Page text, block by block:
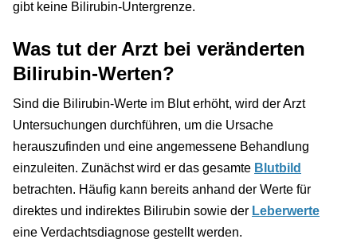
gibt keine Bilirubin-Untergrenze.
Was tut der Arzt bei veränderten
Bilirubin-Werten?
Sind die Bilirubin-Werte im Blut erhöht, wird der Arzt
Untersuchungen durchführen, um die Ursache
herauszufinden und eine angemessene Behandlung
einzuleiten. Zunächst wird er das gesamte Blutbild
betrachten. Häufig kann bereits anhand der Werte für
direktes und indirektes Bilirubin sowie der Leberwerte
eine Verdachtsdiagnose gestellt werden.